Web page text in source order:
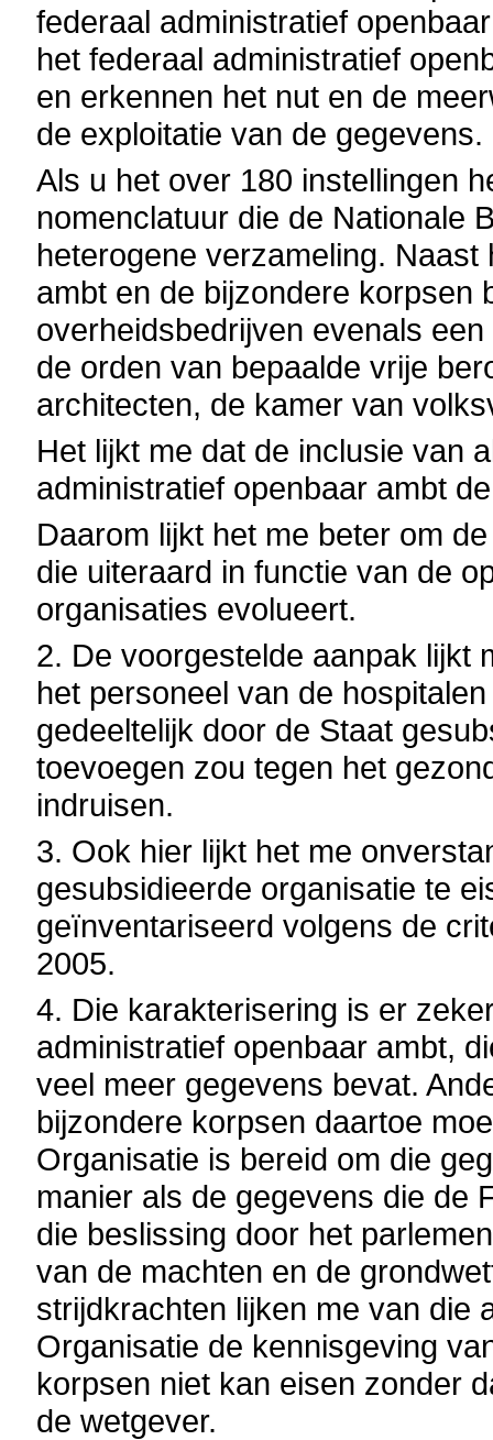
federaal administratief
het federaal administratief
en erkennen het nut en de
de exploitatie van de gegevens.
Als u het over 180 instellingen
nomenclatuur die de Nationale
heterogene verzameling.
ambt en de bijzondere korpsen
overheidsbedrijven evenals
de orden van bepaalde vrije
architecten, de kamer van
Het lijkt me dat de inclusie van
administratief openbaar ambt
Daarom lijkt het me beter om
die uiteraard in functie van de
organisaties evolueert.
2. De voorgestelde aanpak lijkt
het personeel van de
gedeeltelijk door de Staat
toevoegen zou tegen het
indruisen.
3. Ook hier lijkt het me
gesubsidieerde organisatie te
geïnventariseerd volgens de
2005.
4. Die karakterisering is er
administratief openbaar ambt,
veel meer gegevens bevat.
bijzondere korpsen daartoe
Organisatie is bereid om die
manier als de gegevens die de
die beslissing door het
van de machten en de
strijdkrachten lijken me van die
Organisatie de kennisgeving
korpsen niet kan eisen zonder
de wetgever.